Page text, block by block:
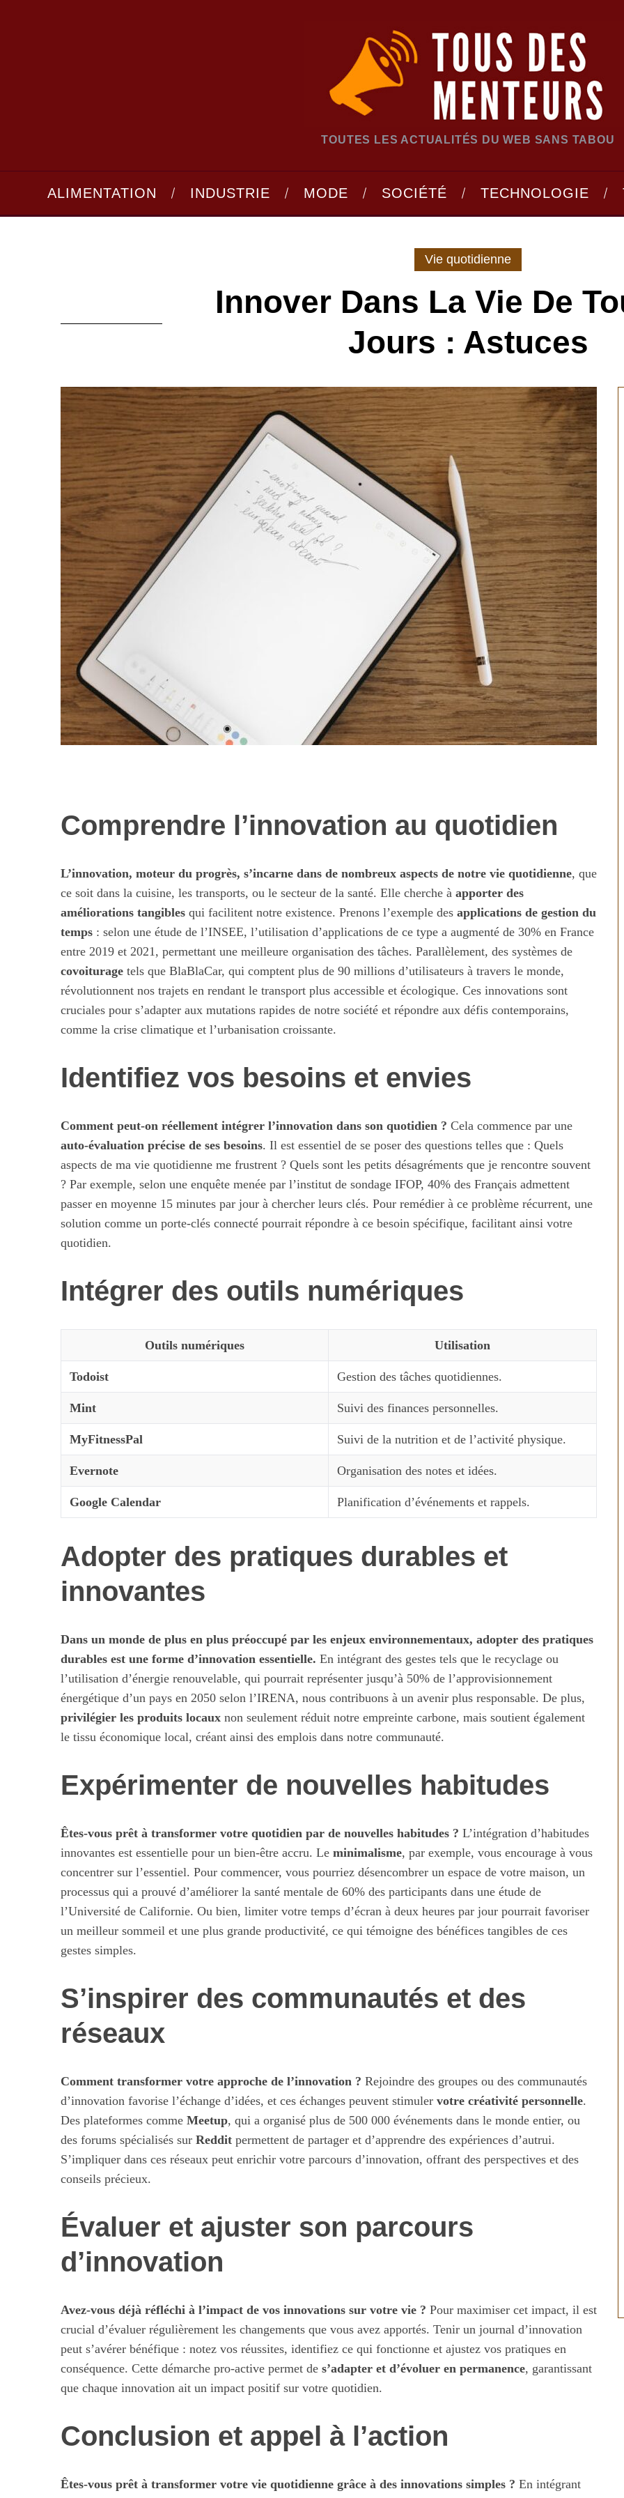
TOUTES LES ACTUALITÉS DU WEB SANS TABOU
ALIMENTATION INDUSTRIE MODE SOCIÉTÉ TECHNOLOGIE
Vie quotidienne
Innover Dans La Vie De
Jours : Astuces
Comprendre l’innovation au quotidien
L’innovation, moteur du progrès, s’incarne dans de nombreux aspects de notre vie quotidienne, que
ce soit dans la cuisine, les transports, ou le secteur de la santé. Elle cherche à apporter des
améliorations tangibles qui facilitent notre existence. Prenons l’exemple des applications de gestion du
temps : selon une étude de l’INSEE, l’utilisation d’applications de ce type a augmenté de 30% en France
entre 2019 et 2021, permettant une meilleure organisation des tâches. Parallèlement, des systèmes de
covoiturage tels que BlaBlaCar, qui comptent plus de 90 millions d’utilisateurs à travers le monde,
révolutionnent nos trajets en rendant le transport plus accessible et écologique. Ces innovations sont
cruciales pour s’adapter aux mutations rapides de notre société et répondre aux défis contemporains,
comme la crise climatique et l’urbanisation croissante.
Identifiez vos besoins et envies
Comment peut-on réellement intégrer l’innovation dans son quotidien ? Cela commence par une
auto-évaluation précise de ses besoins. Il est essentiel de se poser des questions telles que : Quels
aspects de ma vie quotidienne me frustrent ? Quels sont les petits désagréments que je rencontre souvent
? Par exemple, selon une enquête menée par l’institut de sondage IFOP, 40% des Français admettent
passer en moyenne 15 minutes par jour à chercher leurs clés. Pour remédier à ce problème récurrent, une
solution comme un porte-clés connecté pourrait répondre à ce besoin spécifique, facilitant ainsi votre
quotidien.
Intégrer des outils numériques
Outils numériques Utilisation
Todoist Gestion des tâches quotidiennes.
Mint Suivi des finances personnelles.
MyFitnessPal Suivi de la nutrition et de l’activité physique.
Evernote Organisation des notes et idées.
Google Calendar Planification d’événements et rappels.
Adopter des pratiques durables et
innovantes
Dans un monde de plus en plus préoccupé par les enjeux environnementaux, adopter des pratiques
durables est une forme d’innovation essentielle. En intégrant des gestes tels que le recyclage ou
l’utilisation d’énergie renouvelable, qui pourrait représenter jusqu’à 50% de l’approvisionnement
énergétique d’un pays en 2050 selon l’IRENA, nous contribuons à un avenir plus responsable. De plus,
privilégier les produits locaux non seulement réduit notre empreinte carbone, mais soutient également
le tissu économique local, créant ainsi des emplois dans notre communauté.
Expérimenter de nouvelles habitudes
Êtes-vous prêt à transformer votre quotidien par de nouvelles habitudes ? L’intégration d’habitudes
innovantes est essentielle pour un bien-être accru. Le minimalisme, par exemple, vous encourage à vous
concentrer sur l’essentiel. Pour commencer, vous pourriez désencombrer un espace de votre maison, un
processus qui a prouvé d’améliorer la santé mentale de 60% des participants dans une étude de
l’Université de Californie. Ou bien, limiter votre temps d’écran à deux heures par jour pourrait favoriser
un meilleur sommeil et une plus grande productivité, ce qui témoigne des bénéfices tangibles de ces
gestes simples.
S’inspirer des communautés et des
réseaux
Comment transformer votre approche de l’innovation ? Rejoindre des groupes ou des communautés
d’innovation favorise l’échange d’idées, et ces échanges peuvent stimuler votre créativité personnelle.
Des plateformes comme Meetup, qui a organisé plus de 500 000 événements dans le monde entier, ou
des forums spécialisés sur Reddit permettent de partager et d’apprendre des expériences d’autrui.
S’impliquer dans ces réseaux peut enrichir votre parcours d’innovation, offrant des perspectives et des
conseils précieux.
Évaluer et ajuster son parcours
d’innovation
Avez-vous déjà réfléchi à l’impact de vos innovations sur votre vie ? Pour maximiser cet impact, il est
crucial d’évaluer régulièrement les changements que vous avez apportés. Tenir un journal d’innovation
peut s’avérer bénéfique : notez vos réussites, identifiez ce qui fonctionne et ajustez vos pratiques en
conséquence. Cette démarche pro-active permet de s’adapter et d’évoluer en permanence, garantissant
que chaque innovation ait un impact positif sur votre quotidien.
Conclusion et appel à l’action
Êtes-vous prêt à transformer votre vie quotidienne grâce à des innovations simples ? En intégrant
Les nouvelles technologies
Aliments ultra-transformés
2026 : les vrais risques pour
Maximiser son temps au
Transporter ses repas et ses
courses quand il fait chaud
r